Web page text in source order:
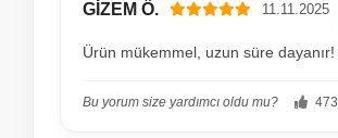
GİZEM Ö. 11.11.2025
Ürün mükemmel, uzun süre dayanır!
Bu yorum size yardımcı oldu mu? 473